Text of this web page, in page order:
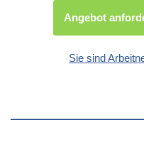
Angebot
Sie sind